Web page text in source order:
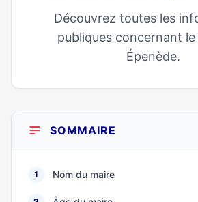
Découvrez toutes les
publiques concernant
Épenède.
SOMMAIRE
1 Nom du maire